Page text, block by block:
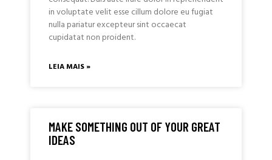
in voluptate velit esse cillum dolore eu fugiat
nulla pariatur excepteur sint occaecat
cupidatat non proident.
LEIA MAIS »
MAKE SOMETHING OUT OF YOUR GREAT
IDEAS